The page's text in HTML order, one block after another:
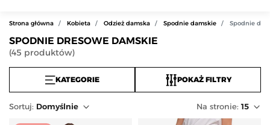
Strona główna Kobieta Odzież damska Spodnie damskie Spodnie
SPODNIE DRESOWE DAMSKIE
(45 produktów)
KATEGORIE POKAŻ FILTRY
Sortuj: Domyślnie Na stronie: 15